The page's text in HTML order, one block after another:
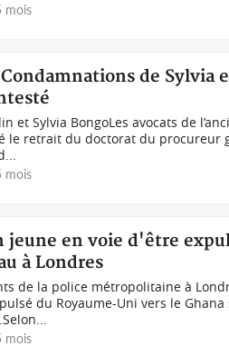
mois
de
et Sylvia BongoLes avocats de
le retrait du doctorat du procureur
mois
jeune en voie d'être
à Londres
de la police métropolitaine à
du Royaume-Uni vers le
mois